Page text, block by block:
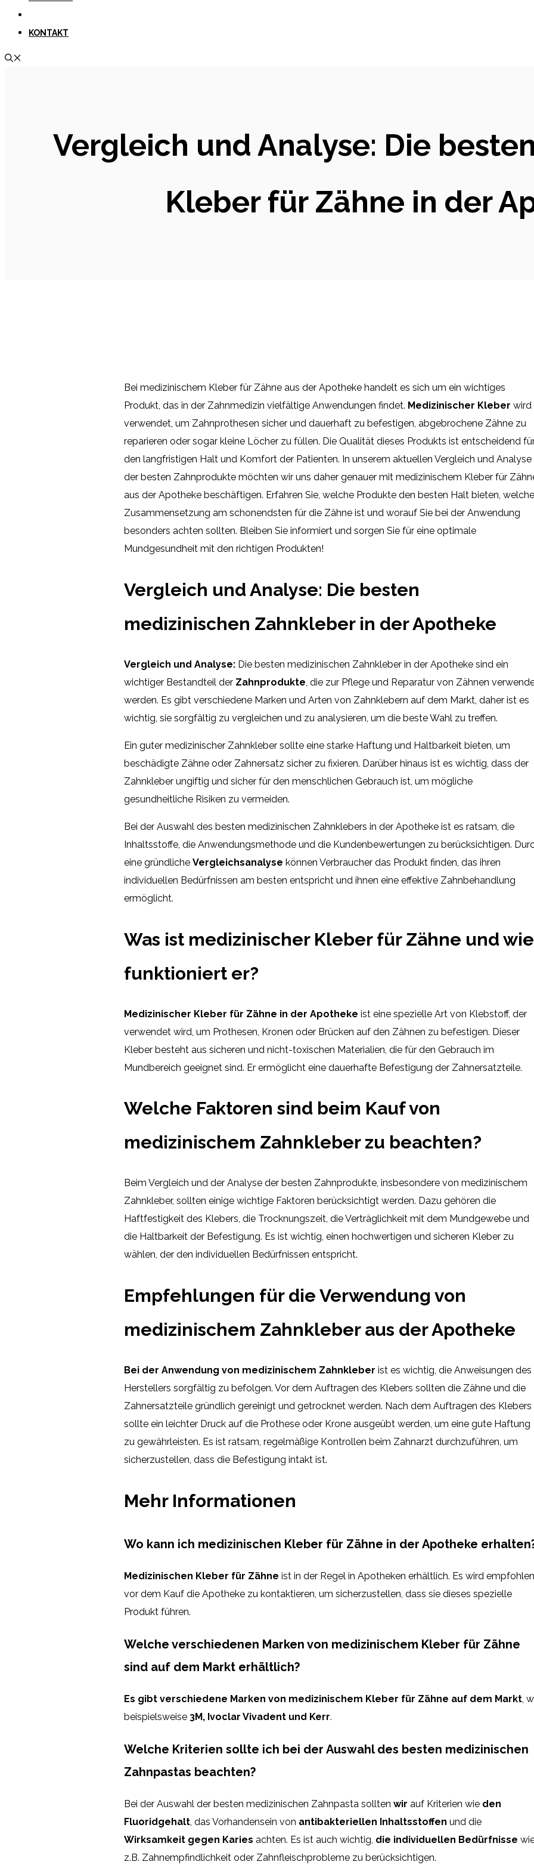
KONTAKT
Vergleich und Analyse: Die
Kleber für Zähne in der
Bei medizinischem Kleber für Zähne aus der Apotheke handelt es sich um ein wichtiges
Produkt, das in der Zahnmedizin vielfältige Anwendungen findet. Medizinischer Kleber wird
verwendet, um Zahnprothesen sicher und dauerhaft zu befestigen, abgebrochene Zähne zu
reparieren oder sogar kleine Löcher zu füllen. Die Qualität dieses Produkts ist entscheidend
den langfristigen Halt und Komfort der Patienten. In unserem aktuellen Vergleich und Analyse
der besten Zahnprodukte möchten wir uns daher genauer mit medizinischem Kleber für
aus der Apotheke beschäftigen. Erfahren Sie, welche Produkte den besten Halt bieten, welche
Zusammensetzung am schonendsten für die Zähne ist und worauf Sie bei der Anwendung
besonders achten sollten. Bleiben Sie informiert und sorgen Sie für eine optimale
Mundgesundheit mit den richtigen Produkten!
Vergleich und Analyse: Die besten
medizinischen Zahnkleber in der Apotheke
Vergleich und Analyse: Die besten medizinischen Zahnkleber in der Apotheke sind ein
wichtiger Bestandteil der Zahnprodukte , die zur Pflege und Reparatur von Zähnen
werden. Es gibt verschiedene Marken und Arten von Zahnklebern auf dem Markt, daher ist es
wichtig, sie sorgfältig zu vergleichen und zu analysieren, um die beste Wahl zu treffen.
Ein guter medizinischer Zahnkleber sollte eine starke Haftung und Haltbarkeit bieten, um
beschädigte Zähne oder Zahnersatz sicher zu fixieren. Darüber hinaus ist es wichtig, dass der
Zahnkleber ungiftig und sicher für den menschlichen Gebrauch ist, um mögliche
gesundheitliche Risiken zu vermeiden.
Bei der Auswahl des besten medizinischen Zahnklebers in der Apotheke ist es ratsam, die
Inhaltsstoffe, die Anwendungsmethode und die Kundenbewertungen zu berücksichtigen.
eine gründliche Vergleichsanalyse können Verbraucher das Produkt finden, das ihren
individuellen Bedürfnissen am besten entspricht und ihnen eine effektive Zahnbehandlung
ermöglicht.
Was ist medizinischer Kleber für Zähne und wie
funktioniert er?
Medizinischer Kleber für Zähne in der Apotheke ist eine spezielle Art von Klebstoff, der
verwendet wird, um Prothesen, Kronen oder Brücken auf den Zähnen zu befestigen. Dieser
Kleber besteht aus sicheren und nicht-toxischen Materialien, die für den Gebrauch im
Mundbereich geeignet sind. Er ermöglicht eine dauerhafte Befestigung der Zahnersatzteile.
Welche Faktoren sind beim Kauf von
medizinischem Zahnkleber zu beachten?
Beim Vergleich und der Analyse der besten Zahnprodukte, insbesondere von medizinischem
Zahnkleber, sollten einige wichtige Faktoren berücksichtigt werden. Dazu gehören die
Haftfestigkeit des Klebers, die Trocknungszeit, die Verträglichkeit mit dem Mundgewebe und
die Haltbarkeit der Befestigung. Es ist wichtig, einen hochwertigen und sicheren Kleber zu
wählen, der den individuellen Bedürfnissen entspricht.
Empfehlungen für die Verwendung von
medizinischem Zahnkleber aus der Apotheke
Bei der Anwendung von medizinischem Zahnkleber ist es wichtig, die Anweisungen des
Herstellers sorgfältig zu befolgen. Vor dem Auftragen des Klebers sollten die Zähne und die
Zahnersatzteile gründlich gereinigt und getrocknet werden. Nach dem Auftragen des Klebers
sollte ein leichter Druck auf die Prothese oder Krone ausgeübt werden, um eine gute Haftung
zu gewährleisten. Es ist ratsam, regelmäßige Kontrollen beim Zahnarzt durchzuführen, um
sicherzustellen, dass die Befestigung intakt ist.
Mehr Informationen
Wo kann ich medizinischen Kleber für Zähne in der Apotheke
Medizinischen Kleber für Zähne ist in der Regel in Apotheken erhältlich. Es wird
vor dem Kauf die Apotheke zu kontaktieren, um sicherzustellen, dass sie dieses spezielle
Produkt führen.
Welche verschiedenen Marken von medizinischem Kleber für Zähne
sind auf dem Markt erhältlich?
Es gibt verschiedene Marken von medizinischem Kleber für Zähne auf dem Markt,
beispielsweise 3M, Ivoclar Vivadent und Kerr.
Welche Kriterien sollte ich bei der Auswahl des besten medizinischen
Zahnpastas beachten?
Bei der Auswahl der besten medizinischen Zahnpasta sollten wir auf Kriterien wie den
Fluoridgehalt, das Vorhandensein von antibakteriellen Inhaltsstoffen und die
Wirksamkeit gegen Karies achten. Es ist auch wichtig, die individuellen Bedürfnisse
z.B. Zahnempfindlichkeit oder Zahnfleischprobleme zu berücksichtigen.